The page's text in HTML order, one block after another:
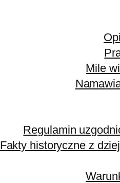
Mile
Regulamin
Fakty historyczne z